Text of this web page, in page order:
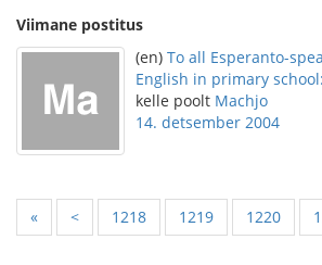
Viimane postitus
(en) To all Esperanto-
English in primary school:
kelle poolt Machjo
14. detsember 2004
« < 1218 1219 1220